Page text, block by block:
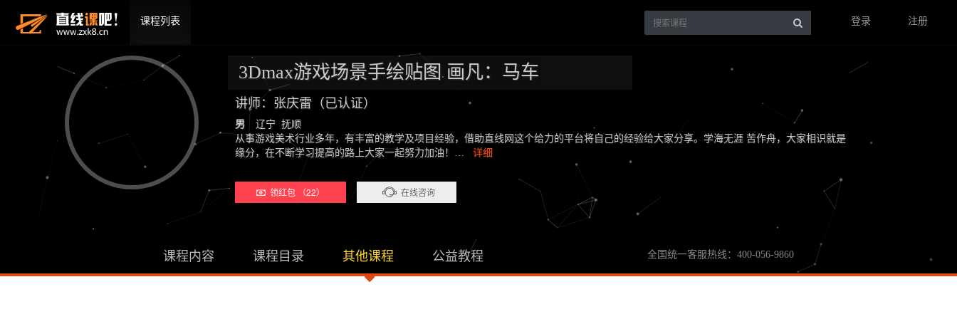
课程列表 登录 注册
3Dmax游戏场景手绘贴图 画凡：马车
讲师：张庆雷（已认证）
男
辽宁 抚顺
从事游戏美术行业多年，有丰富的教学及项目经验，借助直线网这个给力的平台将自己的经验给大家分享。学海无涯 苦作舟，大家相识就是
缘分，在不断学习提高的路上大家一起努力加油！… 详细
领红包 （22） 在线咨询
课程内容 课程目录 其他课程 公益教程 全国统一客服热线：400-056-9860